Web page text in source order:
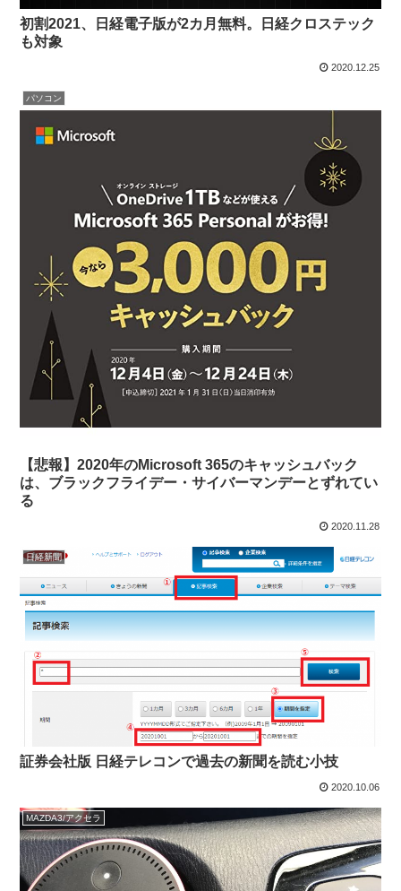
初割2021、日経電子版が2カ月無料。日経クロステック
も対象
2020.12.25
パソコン
【悲報】2020年のMicrosoft 365のキャッシュバック
は、ブラックフライデー・サイバーマンデーとずれてい
る
2020.11.28
日経新聞
証券会社版 日経テレコンで過去の新聞を読む小技
2020.10.06
MAZDA3/アクセラ